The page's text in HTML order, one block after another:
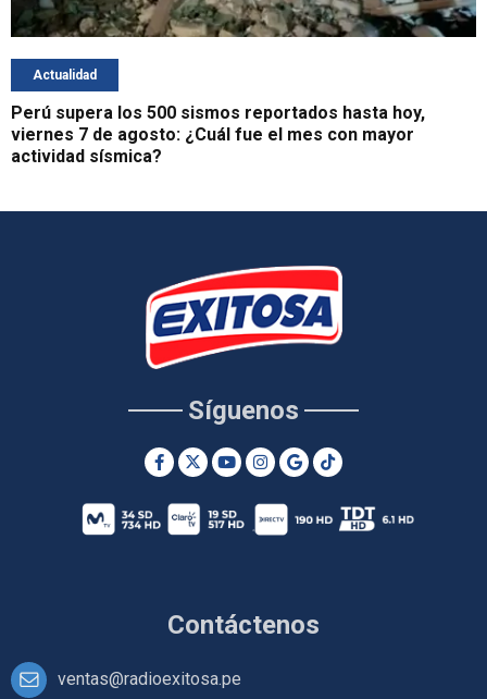
Actualidad
Perú supera los 500 sismos reportados hasta hoy,
viernes 7 de agosto: ¿Cuál fue el mes con mayor
actividad sísmica?
Contáctenos
ventas@radioexitosa.pe
Síguenos